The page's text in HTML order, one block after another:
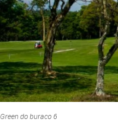
Green do buraco 6